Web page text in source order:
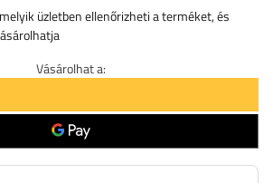
üzletben ellenőrizheti a terméket, és
Vásárolhat a: